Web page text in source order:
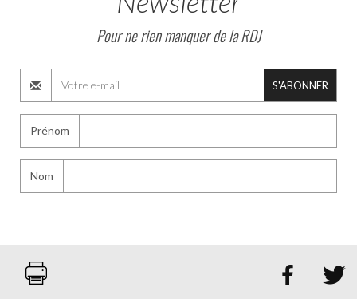
Pour ne rien manquer de la RDJ
S'ABONNER
Prénom
Nom
 